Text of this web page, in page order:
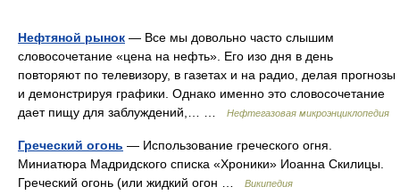
Нефтяной рынок — Все мы довольно часто слышим
словосочетание «цена на нефть». Его изо дня в день
повторяют по телевизору, в газетах и на радио, делая прогнозы
и демонстрируя графики. Однако именно это словосочетание
дает пищу для заблуждений,… …
Нефтегазовая микроэнциклопедия
Греческий огонь — Использование греческого огня.
Миниатюра Мадридского списка «Хроники» Иоанна Скилицы.
Греческий огонь (или жидкий огон …
Википедия